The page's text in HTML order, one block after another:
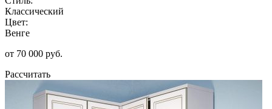
Классический
Цвет:
Венге
от 70 000 руб.
Рассчитать